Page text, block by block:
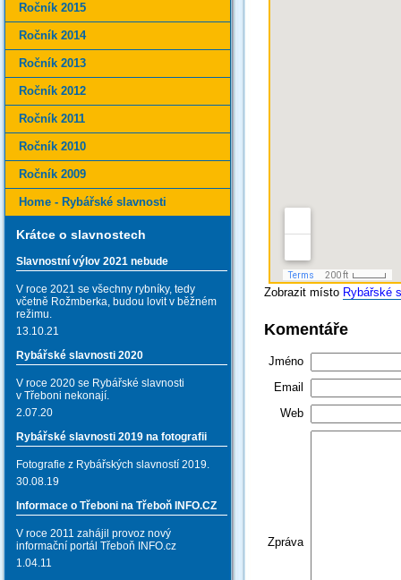
Zobrazit místo Rybářské
Komentáře
Jméno
Email
Web
Zpráva
Ročník 2015
Ročník 2014
Ročník 2013
Ročník 2012
Ročník 2011
Ročník 2010
Ročník 2009
Home - Rybářské slavnosti
Krátce o slavnostech
Slavnostní výlov 2021 nebude
V roce 2021 se všechny rybníky, tedy
včetně Rožmberka, budou lovit v běžném
režimu.
13.10.21
Rybářské slavnosti 2020
V roce 2020 se Rybářské slavnosti
v Třeboni nekonají.
2.07.20
Rybářské slavnosti 2019 na fotografii
Fotografie z Rybářských slavností 2019.
30.08.19
Informace o Třeboni na Třeboň INFO.CZ
V roce 2011 zahájil provoz nový
informační portál Třeboň INFO.cz
1.04.11